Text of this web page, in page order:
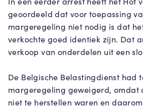
geoordeeld dat voor toepassing
margeregeling niet nodig is dat
verkochte goed identiek zijn. Dat
verkoop van onderdelen uit een
De Belgische Belastingdienst had
margeregeling geweigerd, omdat
niet te herstellen waren en